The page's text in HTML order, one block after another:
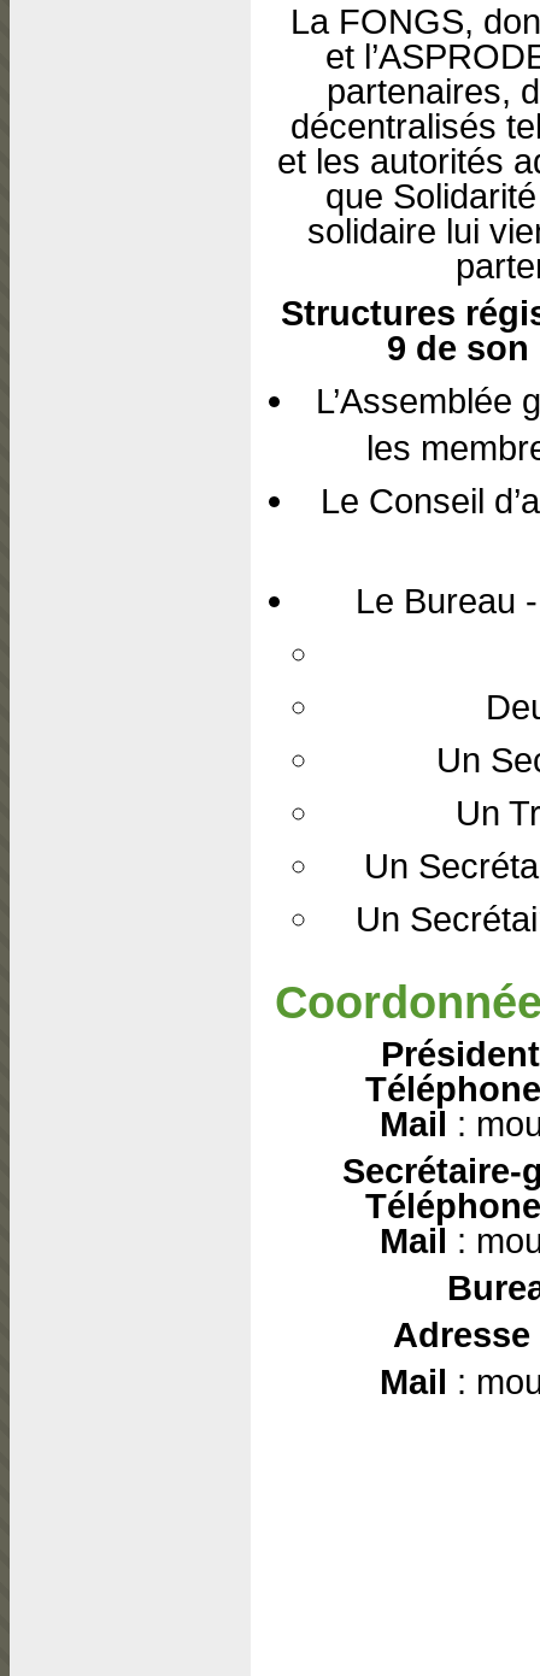
La FONGS,
et
partenaires,
décentralisés
et les autorités
que
solidaire lui
Structures
9 de
L’Assemblée
les
Le Conseil
Le Bureau
Un
Un
Un
Un
Président
Téléphone
Mail :
Secrétaire-
Téléphone
Mail :
Adresse
Mail :